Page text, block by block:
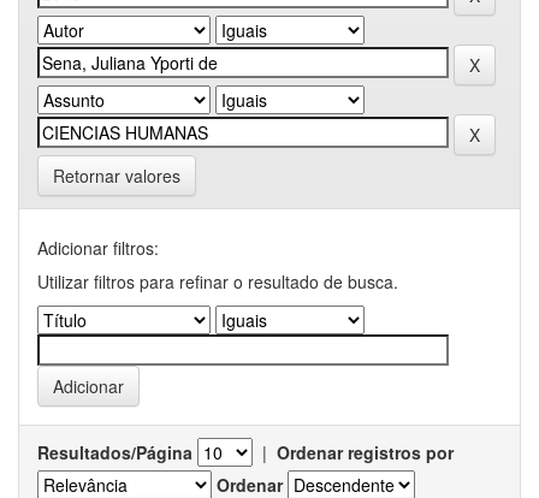
Retornar valores
Adicionar filtros:
Utilizar filtros para refinar o resultado de busca.
Resultados/Página | Ordenar registros por
Ordenar